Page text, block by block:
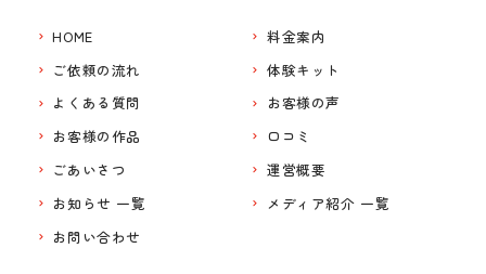
HOME
料金案内
ご依頼の流れ
体験キット
よくある質問
お客様の声
お客様の作品
口コミ
ごあいさつ
運営概要
お知らせ 一覧
メディア紹介 一覧
お問い合わせ